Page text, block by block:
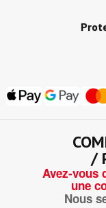
/
Avez-vous
une
Nous